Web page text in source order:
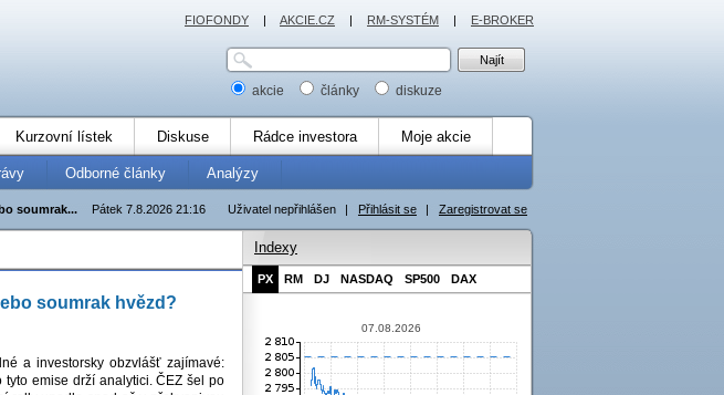
akcie články diskuze
Kurzovní lístek Diskuse Rádce investora Moje akcie
Odborné články Analýzy
Uživatel nepřihlášen | Přihlásit se | Zaregistrovat se
Pátek 7.8.2026 21:16
soumrak...
soumrak hvězd?
a investorsky obzvlášť zajímavé:
emise drží analytici. ČEZ šel po
Indexy
PX RM DJ NASDAQ SP500 DAX
07.08.2026
FIOFONDY | AKCIE.CZ | RM-SYSTÉM | E-BROKER